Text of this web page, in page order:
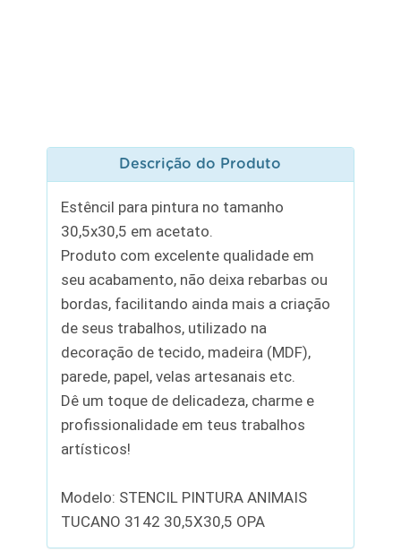
Descrição do Produto
Estêncil para pintura no tamanho
30,5x30,5 em acetato.
Produto com excelente qualidade em
seu acabamento, não deixa rebarbas ou
bordas, facilitando ainda mais a criação
de seus trabalhos, utilizado na
decoração de tecido, madeira (MDF),
parede, papel, velas artesanais etc.
Dê um toque de delicadeza, charme e
profissionalidade em teus trabalhos
artísticos!
Modelo: STENCIL PINTURA ANIMAIS
TUCANO 3142 30,5X30,5 OPA